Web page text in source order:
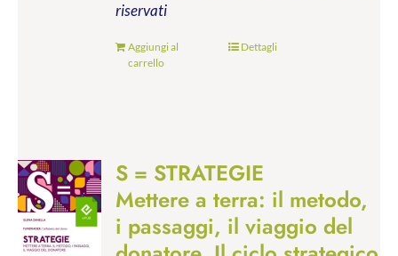
riservati
Aggiungi al
carrello
Dettagli
S = STRATEGIE
Mettere a terra: il metodo,
i passaggi, il viaggio del